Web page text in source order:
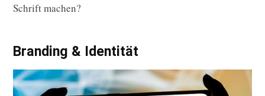
Schrift machen?
Branding & Identität